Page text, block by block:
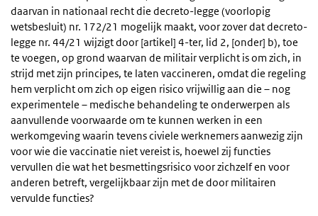
daarvan in nationaal recht die decreto-legge (voorlopig
wetsbesluit) nr. 172/21 mogelijk maakt, voor zover dat decreto-
legge nr. 44/21 wijzigt door [artikel] 4-ter, lid 2, [onder] b), toe
te voegen, op grond waarvan de militair verplicht is om zich, in
strijd met zijn principes, te laten vaccineren, omdat die regeling
hem verplicht om zich op eigen risico vrijwillig aan die – nog
experimentele – medische behandeling te onderwerpen als
aanvullende voorwaarde om te kunnen werken in een
werkomgeving waarin tevens civiele werknemers aanwezig zijn
voor wie die vaccinatie niet vereist is, hoewel zij functies
vervullen die wat het besmettingsrisico voor zichzelf en voor
anderen betreft, vergelijkbaar zijn met de door militairen
vervulde functies?